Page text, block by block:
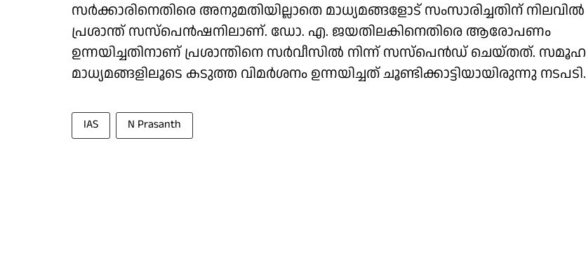
സര്‍ക്കാരിനെതിരെ അനുമതിയില്ലാതെ മാധ്യമങ്ങളോട് സംസാരിച്ചതിന് നിലവില്‍
പ്രശാന്ത് സസ്‌പെന്‍ഷനിലാണ്. ഡോ. എ. ജയതിലകിനെതിരെ ആരോപണം
ഉന്നയിച്ചതിനാണ് പ്രശാന്തിനെ സര്‍വീസില്‍ നിന്ന് സസ്‌പെന്‍ഡ് ചെയ്തത്. സമൂഹ
മാധ്യമങ്ങളിലൂടെ കടുത്ത വിമര്‍ശനം ഉന്നയിച്ചത് ചൂണ്ടിക്കാട്ടിയായിരുന്നു നടപടി.
IAS N Prasanth